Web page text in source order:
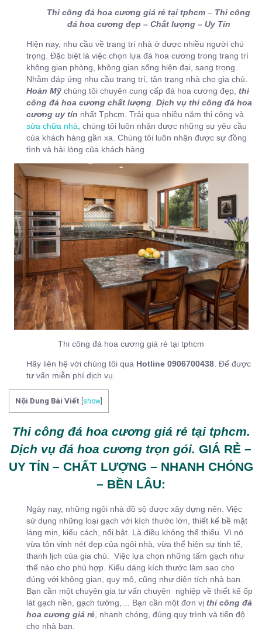
Thi công đá hoa cương giá rẻ tại tphcm – Thi công
đá hoa cương đẹp – Chất lượng – Uy Tín
Hiện nay, nhu cầu về trang trí nhà ở được nhiều người chú
trọng. Đặc biệt là việc chọn lựa đá hoa cương trong trang trí
không gian phòng, không gian sống hiện đại, sang trọng.
Nhằm đáp ứng nhu cầu trang trí, tân trạng nhà cho gia chủ.
Hoàn Mỹ chúng tôi chuyên cung cấp đá hoa cương đẹp, thi
công đá hoa cương chất lượng Dịch vụ thi công đá hoa
cương uy tín nhất Tphcm. Trải qua nhiều năm thi công và
sửa chữa nhà , chúng tôi luôn nhận được những sự yêu cầu
của khách hàng gần xa. Chúng tôi luôn nhận được sự đồng
tình và hài lòng của khách hàng.
Thi công đá hoa cương giá rẻ tại tphcm
Hãy liên hệ với chúng tôi qua Hotline 0906700438 . Để được
tư vấn miễn phí dịch vụ.
Nội Dung Bài Viết show
Thi công đá hoa cương giá rẻ tại tphcm.
Dịch vụ đá hoa cương trọn gói. GIÁ RẺ –
UY TÍN – CHẤT LƯỢNG – NHANH CHÓNG
– BỀN LÂU:
Ngày nay, những ngôi nhà đồ sộ được xây dựng nên. Việc
sử dụng những loại gạch với kích thước lớn, thiết kế bề mặt
láng mịn, kiểu cách, nổi bật. Là điều không thể thiếu. Vì nó
vừa tôn vinh nét đẹp của ngôi nhà, vừa thể hiện sự tinh tế,
thanh lịch của gia chủ. Việc lựa chọn những tấm gạch như
thế nào cho phù hợp. Kiểu dáng kích thước làm sao cho
đúng với không gian, quy mô, cũng như diện tích nhà bạn.
Bạn cần một chuyên gia tư vấn chuyên nghiệp về thiết kế ốp
lát gạch nền, gạch tường,… Bạn cần một đơn vị thi công đá
hoa cương giá rẻ, nhanh chóng, đúng quy trình và tiến độ
cho nhà bạn.